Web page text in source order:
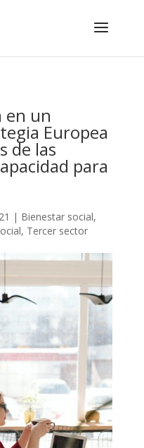
en un
Europea
de las
para
| Bienestar social,
, Tercer sector